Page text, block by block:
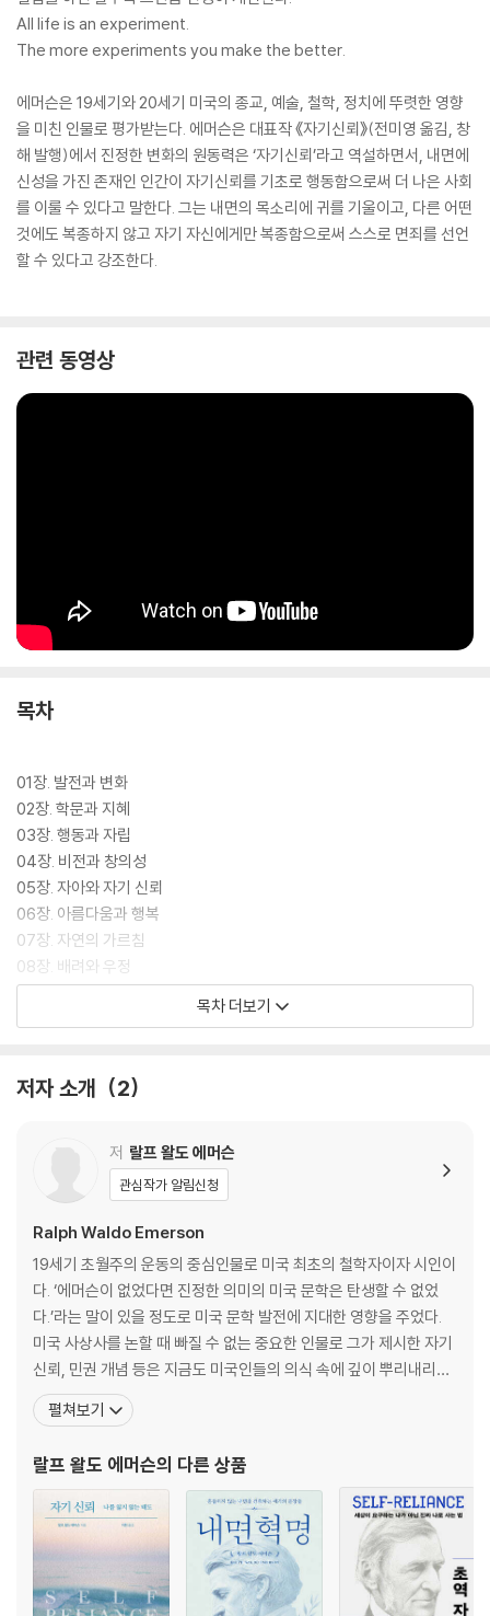
All life is an experiment.
The more experiments you make the better.
에머슨은 19세기와 20세기 미국의 종교, 예술, 철학, 정치에 뚜렷한 영향
을 미친 인물로 평가받는다. 에머슨은 대표작 《자기신뢰》(전미영 옮김, 창
해 발행)에서 진정한 변화의 원동력은 ‘자기신뢰’라고 역설하면서, 내면에
신성을 가진 존재인 인간이 자기신뢰를 기초로 행동함으로써 더 나은 사회
를 이룰 수 있다고 말한다. 그는 내면의 목소리에 귀를 기울이고, 다른 어떤
것에도 복종하지 않고 자기 자신에게만 복종함으로써 스스로 면죄를 선언
할 수 있다고 강조한다.
관련 동영상
목차
01장. 발전과 변화
02장. 학문과 지혜
03장. 행동과 자립
04장. 비전과 창의성
05장. 자아와 자기 신뢰
06장. 아름다움과 행복
07장. 자연의 가르침
08장. 배려와 우정
09장. 운명과 진실
목차 더보기
저자 소개 2
저 랄프 왈도 에머슨
관심작가 알림신청
Ralph Waldo Emerson
19세기 초월주의 운동의 중심인물로 미국 최초의 철학자이자 시인이
다. ‘에머슨이 없었다면 진정한 의미의 미국 문학은 탄생할 수 없었
다.’라는 말이 있을 정도로 미국 문학 발전에 지대한 영향을 주었다.
미국 사상사를 논할 때 빠질 수 없는 중요한 인물로 그가 제시한 자기
신뢰, 민권 개념 등은 지금도 미국인들의 의식 속에 깊이 뿌리내리고
있다. 그의 철학은 ‘미국의 가장 중요한 정신’으로 높게 평가되고 있으
며, 링컨은 그를 ‘미국의 아들’이라고 칭송하기도 했다. 1803년 보스
만한 분위기에서 자랐다. 하버드대학교 신학부
펼쳐보기
랄프 왈도 에머슨의 다른 상품